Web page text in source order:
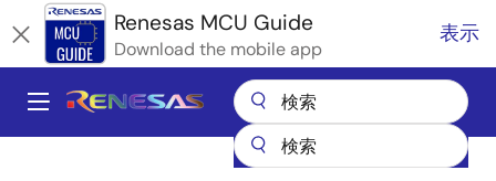
イ
ン
Renesas MCU Guide
Download the mobile app
表示
Main
マイクロコントローラとマイクロプロセッサ